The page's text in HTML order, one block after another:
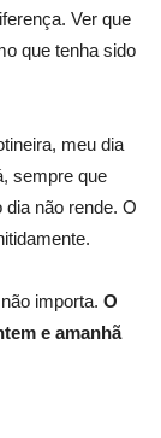
Ver que
que tenha sido
meu dia
sempre que
não rende. O
importa. O
e amanhã